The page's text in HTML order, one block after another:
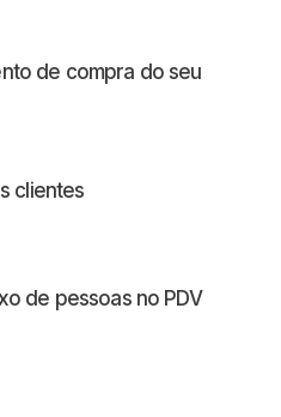
de compra do seu
clientes
de pessoas no PDV